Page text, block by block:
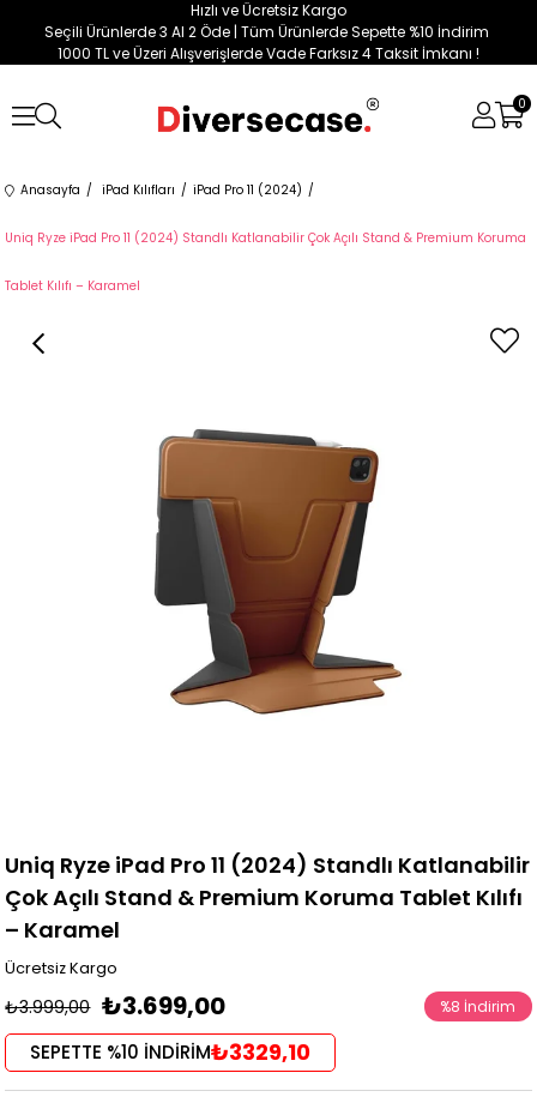
Hızlı ve Ücretsiz Kargo
Seçili Ürünlerde 3 Al 2 Öde | Tüm Ürünlerde Sepette %10 İndirim
1000 TL ve Üzeri Alışverişlerde Vade Farksız 4 Taksit İmkanı !
0
Anasayfa iPad Kılıfları iPad Pro 11 (2024)
Uniq Ryze iPad Pro 11 (2024) Standlı Katlanabilir Çok Açılı Stand & Premium Koruma
Tablet Kılıfı – Karamel
Uniq Ryze iPad Pro 11 (2024) Standlı Katlanabilir
Çok Açılı Stand & Premium Koruma Tablet Kılıfı
– Karamel
Ücretsiz Kargo
₺3.999,00 ₺3.699,00 %8 İndirim
SEPETTE %10 İNDİRİM₺3329,10